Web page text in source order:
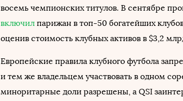
восемь чемпионских титулов. В сентябре
включил парижан в топ-50 богатейших
оценив стоимость клубных активов в $3,2
Европейские правила клубного футбола
и тем же владельцем участвовать в одном
миноритарные доли разрешены, а QSI